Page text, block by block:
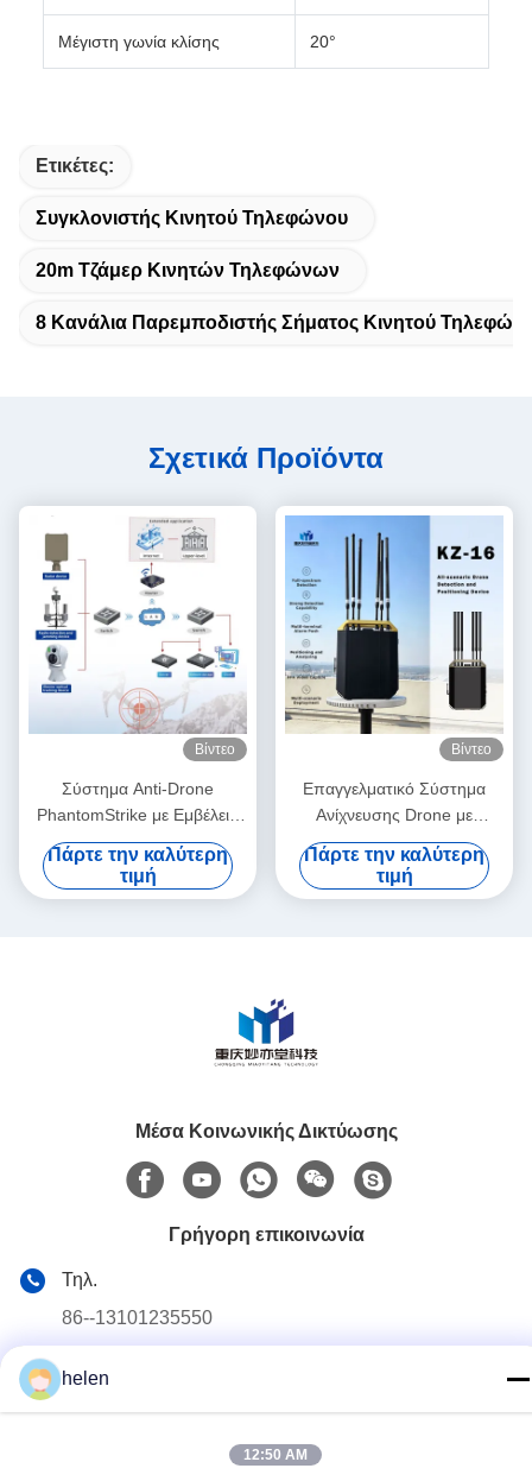
Μέγιστη γωνία κλίσης 20°
Ετικέτες:
Συγκλονιστής Κινητού Τηλεφώνου
20m Τζάμερ Κινητών Τηλεφώνων
8 Κανάλια Παρεμποδιστής Σήματος Κινητού
Σχετικά Προϊόντα
Βίντεο
Σύστημα Anti-Drone
PhantomStrike με Εμβέλεια
Ανίχνευσης ≥10km και
Εμβέλεια Anti-Drone ≥3km
που Διαθέτει Ανίχνευση
Πάρτε την καλύτερη
τιμή
Βίντεο
Επαγγελματικό Σύστημα
Ανίχνευσης Drone με
Εμβέλεια 12km, Αναχαίτιση
FPV, Παρακολούθηση
Τοποθεσίας Πιλότου σε
Πάρτε την καλύτερη
τιμή
Μέσα Κοινωνικής Δικτύωσης
Γρήγορη επικοινωνία
Τηλ.
86--13101235550
helen
12:50 AM